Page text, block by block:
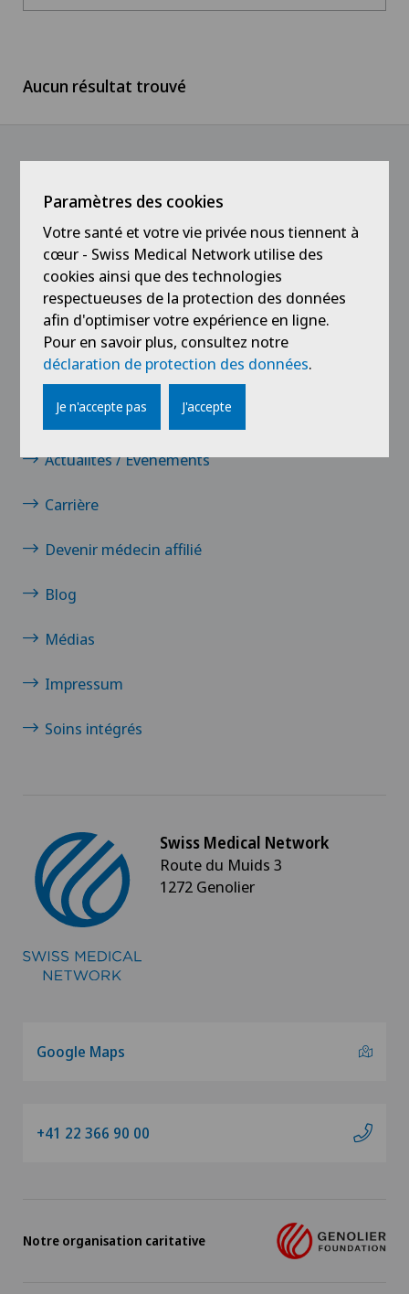
Médecin
Service aux Patients
Stagiaires et apprentis
Swiss Medical Network
Ärztezentrum Siloah Liebefeld
Ärztezentrum Siloah Murten
Ärztezentrum Solothurn
Centre Médico-Chirurgical des Eaux-Vives
Centro Medico Blenio
Clinica Ars Medica
Clinica Sant Anna
Clinique de Genolier
Clinique de Montchoisi
Clinique de Valère
Genolier Innovation Hub SA
Genolier Management + Services
Genolier Patient Services
Ladies Permanence Stadelhofen
Privatklinik Belair
Suisse romande
Aucun résultat trouvé
Liens
Contact
Actualités / Événements
Carrière
Devenir médecin affilié
Blog
Médias
Impressum
Soins intégrés
Swiss Medical Network
Route du Muids 3
1272 Genolier
Google Maps
+41 22 366 90 00
Notre organisation caritative
Paramètres des cookies
Votre santé et votre vie privée nous tiennent à
cœur - Swiss Medical Network utilise des
cookies ainsi que des technologies
respectueuses de la protection des données
afin d'optimiser votre expérience en ligne.
Pour en savoir plus, consultez notre
déclaration de protection des données.
Je n'accepte pas J'accepte